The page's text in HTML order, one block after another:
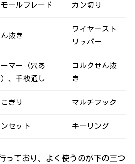
モールブレード カン切り
抜き
ワイヤースト
リッパー
ーマー（穴あ
）、千枚通し
コルクせん抜
き
ぎり マルチフック
ンセット キーリング
っており、よく使うのが下の三つ